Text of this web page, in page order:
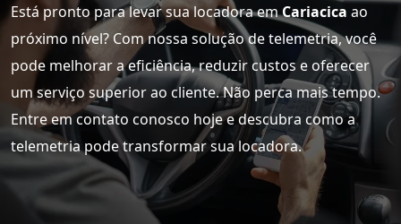
Está pronto para levar sua locadora emCariacica ao
próximo nível? Com nossa solução de telemetria, você
pode melhorar a eficiência, reduzir custos e oferecer
um serviço superior ao cliente. Não perca mais tempo.
Entre em contato conosco hoje e descubra como a
telemetria pode transformar sua locadora.